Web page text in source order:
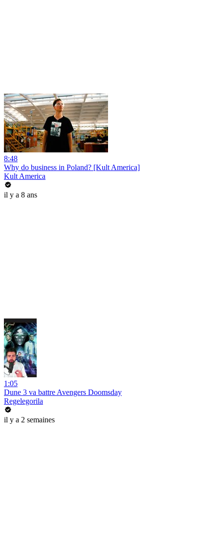
8:48
Why do business in Poland? [Kult America]
Kult America
il y a 8 ans
1:05
Dune 3 va battre Avengers Doomsday
Regelegorila
il y a 2 semaines